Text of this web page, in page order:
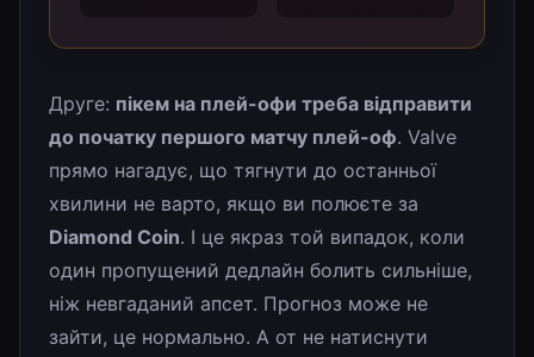
Друге: пікем на плей-офи треба відправити
до початку першого матчу плей-оф. Valve
прямо нагадує, що тягнути до останньої
хвилини не варто, якщо ви полюєте за
Diamond Coin. І це якраз той випадок, коли
один пропущений дедлайн болить сильніше,
ніж невгаданий апсет. Прогноз може не
зайти, це нормально. А от не натиснути